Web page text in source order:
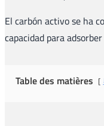
El carbón activo se ha
capacidad para
Table des matières